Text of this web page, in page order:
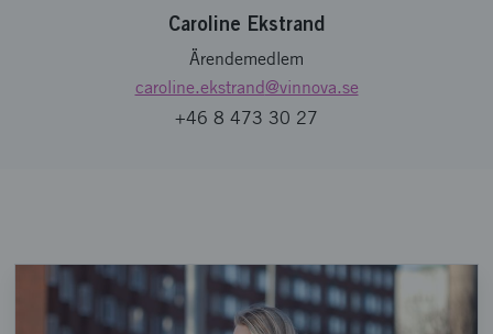
Caroline Ekstrand
Ärendemedlem
caroline.ekstrand@vinnova.se
+46 8 473 30 27